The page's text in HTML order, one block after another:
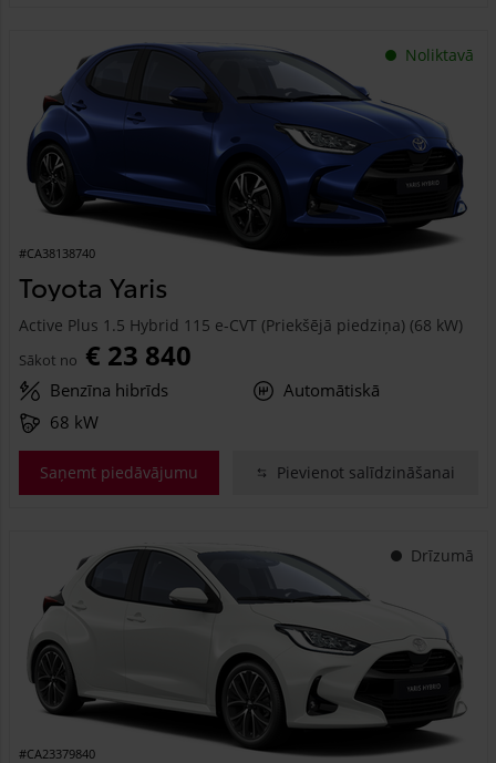
Noliktavā
#CA38138740
Toyota Yaris
Active Plus 1.5 Hybrid 115 e-CVT (Priekšējā piedziņa) (68 kW)
Sākot no € 23 840
Benzīna hibrīds
Automātiskā
68 kW
Saņemt piedāvājumu Pievienot salīdzināšanai
Drīzumā
#CA23379840